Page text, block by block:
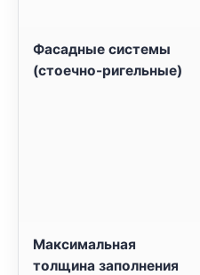
Фасадные системы
(стоечно-ригельные)
Максимальная
толщина заполнения